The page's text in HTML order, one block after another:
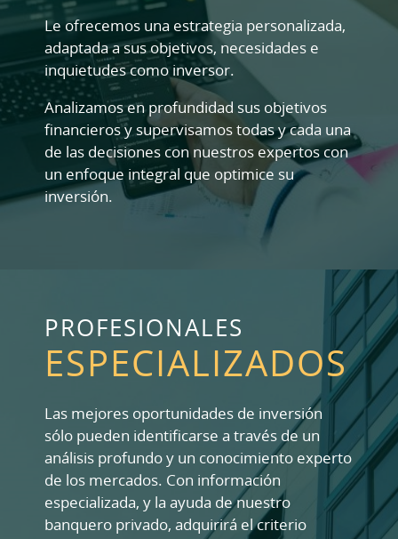
Le ofrecemos una estrategia personalizada,
adaptada a sus objetivos, necesidades e
inquietudes como inversor.
Analizamos en profundidad sus objetivos
financieros y supervisamos todas y cada una
de las decisiones con nuestros expertos con
un enfoque integral que optimice su
inversión.
PROFESIONALES
ESPECIALIZADOS
Las mejores oportunidades de inversión
sólo pueden identificarse a través de un
análisis profundo y un conocimiento experto
de los mercados. Con información
especializada, y la ayuda de nuestro
banquero privado, adquirirá el criterio